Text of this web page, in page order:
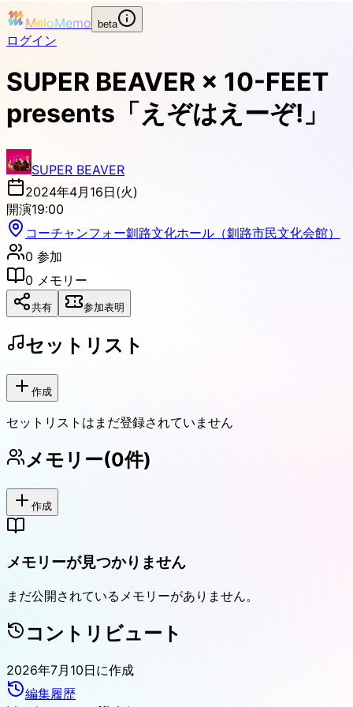
MeloMemo beta
ログイン
SUPER BEAVER × 10-FEET
presents「えぞはえーぞ!」
SUPER BEAVER
2024年4月16日(火)
開演19:00
コーチャンフォー釧路文化ホール（釧路市民文化会館）
0 参加
0 メモリー
共有 参加表明
セットリスト
作成
セットリストはまだ登録されていません
メモリー(0件)
作成
メモリーが見つかりません
まだ公開されているメモリーがありません。
コントリビュート
2026年7月10日に作成
編集履歴